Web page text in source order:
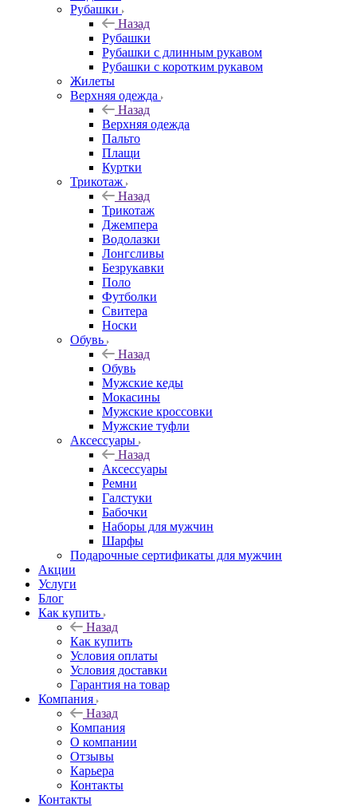
Рубашки
Назад
Рубашки
Рубашки с длинным рукавом
Рубашки с коротким рукавом
Жилеты
Верхняя одежда
Назад
Верхняя одежда
Пальто
Плащи
Куртки
Трикотаж
Назад
Трикотаж
Джемпера
Водолазки
Лонгсливы
Безрукавки
Поло
Футболки
Свитера
Носки
Обувь
Назад
Обувь
Мужские кеды
Мокасины
Мужские кроссовки
Мужские туфли
Аксессуары
Назад
Аксессуары
Ремни
Галстуки
Бабочки
Наборы для мужчин
Шарфы
Подарочные сертификаты для мужчин
Акции
Услуги
Блог
Как купить
Назад
Как купить
Условия оплаты
Условия доставки
Гарантия на товар
Компания
Назад
Компания
О компании
Отзывы
Карьера
Контакты
Контакты